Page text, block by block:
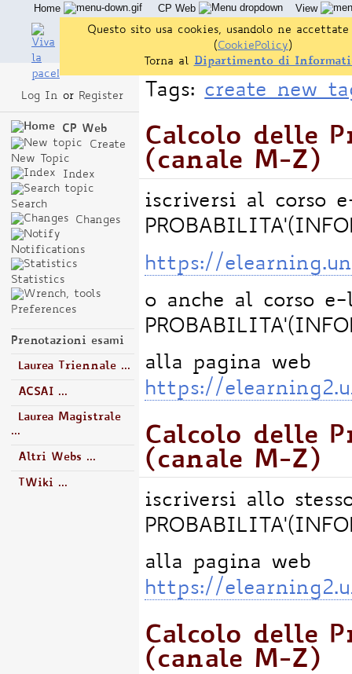
Tags: create new
Calcolo delle
(canale M-Z)
iscriversi al corso
https://
o anche al corso e-
alla pagina web
https://
Calcolo delle
(canale M-Z)
iscriversi allo
alla pagina web
https://
Calcolo delle
(canale M-Z)
Log In or Register
CP Web
Create
New Topic
Index
Search
Changes
Notifications
Statistics
Preferences
Prenotazioni esami
Laurea Triennale ...
ACSAI ...
Laurea Magistrale
...
Altri Webs ...
TWiki ...
Home CP Web View
Questo sito usa cookies, usandolo ne accettate
(CookiePolicy )
Torna al
Dipartimento di